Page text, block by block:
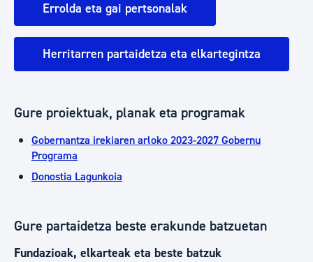
Errolda eta gai pertsonalak
Herritarren partaidetza eta elkartegintza
Gure proiektuak, planak eta programak
Gobernantza irekiaren arloko 2023-2027 Gobernu
Programa
Donostia Lagunkoia
Gure partaidetza beste erakunde batzuetan
Fundazioak, elkarteak eta beste batzuk